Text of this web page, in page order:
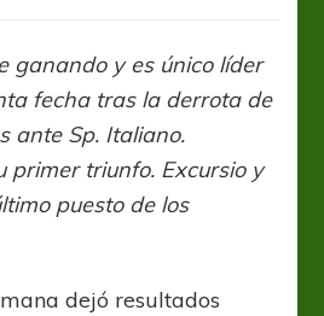
rojo
vivo
ganando y es único líder
fecha tras la derrota de
ante Sp. Italiano.
primer triunfo. Excursio y
puesto de los
dejó resultados